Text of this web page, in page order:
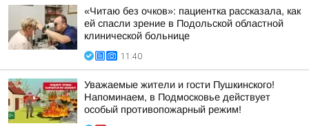
«Читаю без очков»: пациентка рассказала, как
ей спасли зрение в Подольской областной
клинической больнице
11:40
Уважаемые жители и гости Пушкинского!
Напоминаем, в Подмосковье действует
особый противопожарный режим!